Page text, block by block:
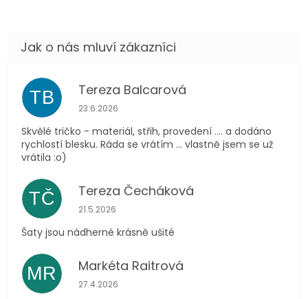
TB Tereza Balcarová
Hodnocení obchodu je 5 z 5 hvězdiček.
23.6.2026
Skvělé tričko - materiál, střih, provedení .... a dodáno
rychlostí blesku. Ráda se vrátím ... vlastně jsem se už
vrátila :o)
TČ Tereza Čecháková
Hodnocení obchodu je 5 z 5 hvězdiček.
21.5.2026
Šaty jsou nádherné krásně ušité
MR Markéta Raitrová
Hodnocení obchodu je 5 z 5 hvězdiček.
27.4.2026